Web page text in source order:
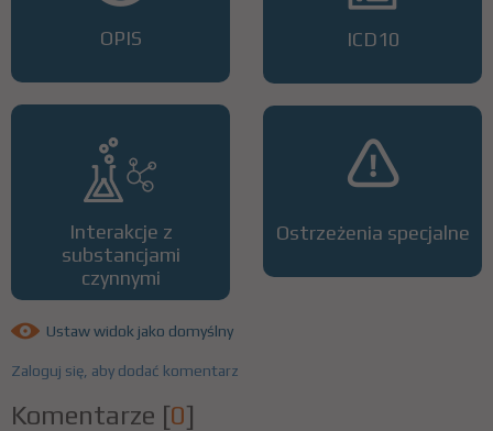
OPIS
Interakcje z
substancjami
czynnymi
ICD10
Ostrzeżenia specjalne
Ustaw widok jako domyślny
Zaloguj się, aby dodać komentarz
Komentarze [0]